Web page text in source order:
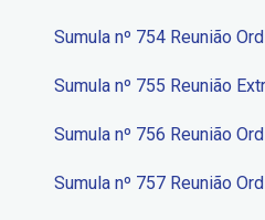
Sumula nº 754 Reunião
Sumula nº 755 Reunião
Sumula nº 756 Reunião
Sumula nº 757 Reunião